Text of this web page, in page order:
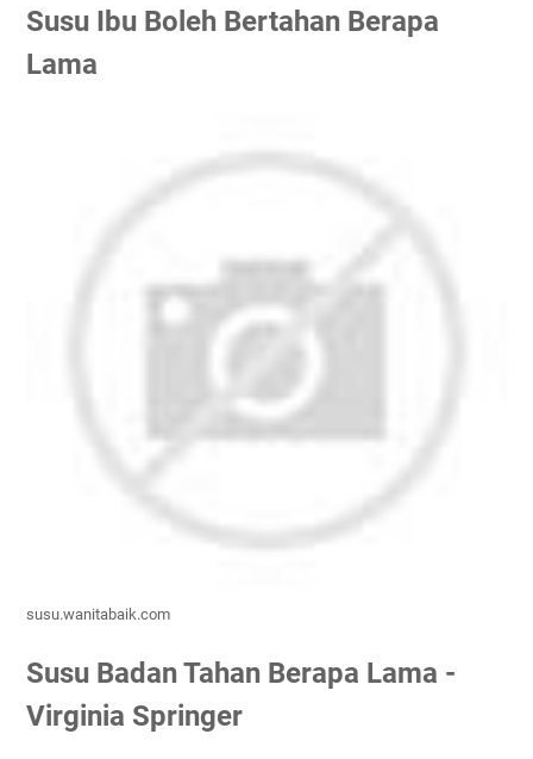
Susu Ibu Boleh Bertahan Berapa
Lama
susu.wanitabaik.com
Susu Badan Tahan Berapa Lama -
Virginia Springer